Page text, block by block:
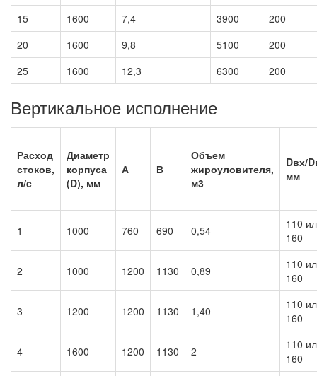
15
1600 7,4 3900
200
20
1600 9,8 5100
200
25
1600 12,3 6300 200
Вертикальное исполнение
Расход
стоков,
л/c
Диаметр
корпуса
(D), мм
А В
Объем
жироуловителя,
м3
Dвх/
мм
1 1000 760 690 0,54
110
160
2 1000 1200 1130 0,89
110
160
3 1200 1200 1130 1,40
110
160
4 1600 1200 1130 2
110
160